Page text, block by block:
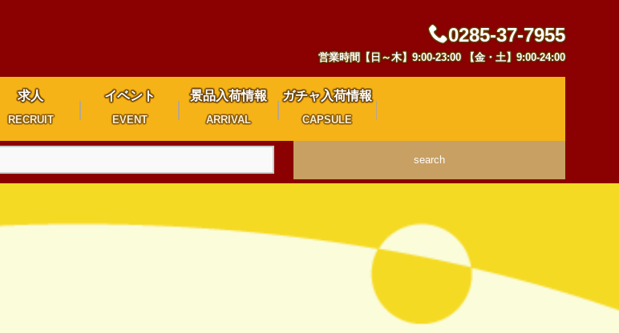
0285-37-7955
営業時間【日～木】9:00-23:00 【金・土】9:00-24:00
求人
RECRUIT
イベント
EVENT
景品入荷情報
ARRIVAL
ガチャ入荷情報
CAPSULE
search